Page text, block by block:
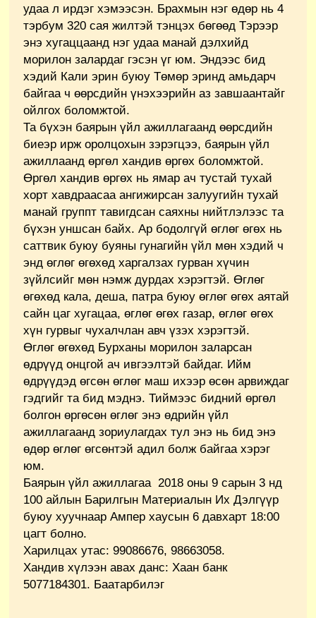
удаа л ирдэг хэмээсэн. Брахмын нэг өдөр нь 4
тэрбум 320 сая жилтэй тэнцэх бөгөөд Тэрээр
энэ хугаццаанд нэг удаа манай дэлхийд
морилон залардаг гэсэн үг юм. Эндээс бид
хэдий Кали эрин буюу Төмөр эринд амьдарч
байгаа ч өөрсдийн үнэхээрийн аз завшаантайг
ойлгох боломжтой.
Та бүхэн баярын үйл ажиллагаанд өөрсдийн
биеэр ирж оролцохын зэрэгцээ, баярын үйл
ажиллаанд өргөл хандив өргөх боломжтой.
Өргөл хандив өргөх нь ямар ач тустай тухай
хорт хавдраасаа ангижирсан залуугийн тухай
манай группт тавигдсан саяхны нийтлэлээс та
бүхэн уншсан байх. Ар бодолгүй өглөг өгөх нь
саттвик буюу буяны гунагийн үйл мөн хэдий ч
энд өглөг өгөхөд харгалзах гурван хүчин
зүйлсийг мөн нэмж дурдах хэрэгтэй. Өглөг
өгөхөд кала, деша, патра буюу өглөг өгөх аятай
сайн цаг хугацаа, өглөг өгөх газар, өглөг өгөх
хүн гурвыг чухалчлан авч үзэх хэрэгтэй.
Өглөг өгөхөд Бурханы морилон заларсан
өдрүүд онцгой ач ивгээлтэй байдаг. Ийм
өдрүүдэд өгсөн өглөг маш ихээр өсөн арвиждаг
гэдгийг та бид мэднэ. Тиймээс бидний өргөл
болгон өргөсөн өглөг энэ өдрийн үйл
ажиллагаанд зориулагдах тул энэ нь бид энэ
өдөр өглөг өгсөнтэй адил болж байгаа хэрэг
юм.
Баярын үйл ажиллагаа 2018 оны 9 сарын 3 нд
100 айлын Барилгын Материалын Их Дэлгүүр
буюу хуучнаар Ампер хаусын 6 давхарт 18:00
цагт болно.
Харилцах утас: 99086676, 98663058.
Хандив хүлээн авах данс: Хаан банк
5077184301. Баатарбилэг